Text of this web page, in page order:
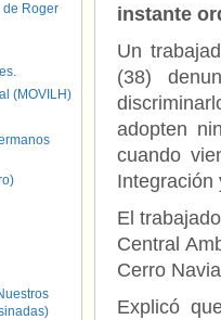
instante
Un
(38)
adopten
cuando
Integración
El
Central
Cerro Navia
Explicó
de Roger
(MOVILH)